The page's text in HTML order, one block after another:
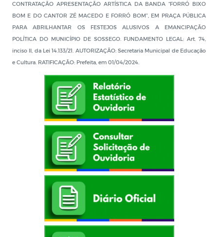
CONTRATAÇÃO APRESENTAÇÃO ARTÍSTICA DA BANDA “FORRÓ BIXO
BOM E DO CANTOR ZÉ MACEDO E FORRÓ BOM”, EM PRAÇA PÚBLICA
PARA ABRILHANTAR OS FESTEJOS ALUSIVOS A EMANCIPAÇÃO
POLÍTICA DO MUNICÍPIO DE SOSSEGO. FUNDAMENTO LEGAL: Art. 74,
inciso II, da Lei 14.133/21. AUTORIZAÇÃO: Secretaria Municipal de Educação
e Cultura. RATIFICAÇÃO: Prefeita, em 01/04/2024.